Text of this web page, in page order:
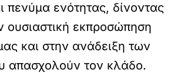
πενύμα ενότητας, δίνοντας
ουσιαστική εκπροσώπηση
και στην ανάδειξη των
απασχολούν τον κλάδο.